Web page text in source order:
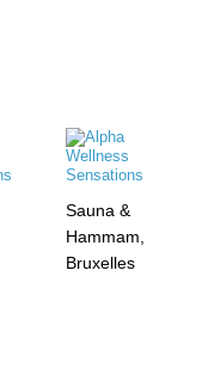
Sauna &
Hammam,
Bruxelles